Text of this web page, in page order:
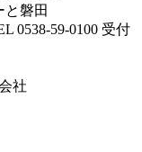
と磐田
0538-59-0100 受付
社